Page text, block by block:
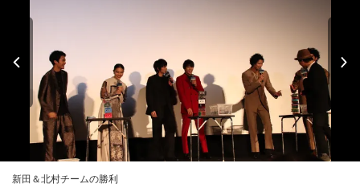
新田＆北村チームの勝利